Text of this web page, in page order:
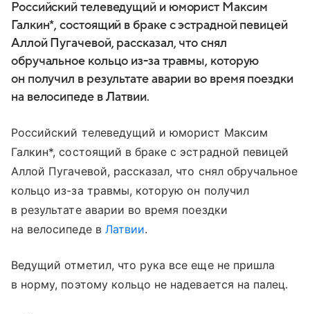
Российский телеведущий и юморист Максим
Галкин*, состоящий в браке с эстрадной певицей
Аллой Пугачевой, рассказал, что снял
обручальное кольцо из-за травмы, которую
он получил в результате аварии во время поездки
на велосипеде в Латвии.
Российский телеведущий и юморист Максим
Галкин*, состоящий в браке с эстрадной певицей
Аллой Пугачевой, рассказал, что снял обручальное
кольцо из-за травмы, которую он получил
в результате аварии во время поездки
на велосипеде в Латвии.
Ведущий отметил, что рука все еще не пришла
в норму, поэтому кольцо не надевается на палец.